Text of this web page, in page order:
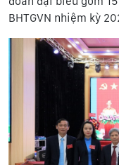
BHTGVN nhiệm kỳ